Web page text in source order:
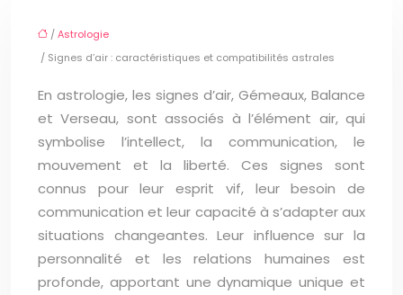
/Astrologie
/ Signes d’air : caractéristiques et compatibilités astrales
En astrologie, les signes d’air, Gémeaux, Balance
et Verseau, sont associés à l’élément air, qui
symbolise l’intellect, la communication, le
mouvement et la liberté. Ces signes sont
connus pour leur esprit vif, leur besoin de
communication et leur capacité à s’adapter aux
situations changeantes. Leur influence sur la
personnalité et les relations humaines est
profonde, apportant une dynamique unique et